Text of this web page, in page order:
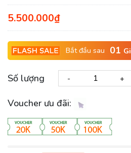
5.500.000₫
Bắt đầu sau 01
Số lượng - +
Voucher ưu đãi: